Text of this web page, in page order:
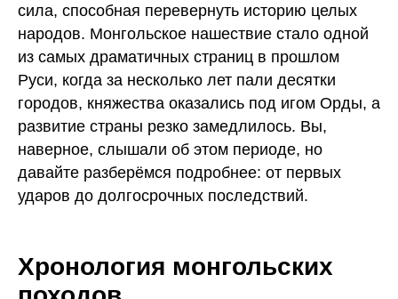
сила, способная перевернуть историю целых
народов. Монгольское нашествие стало одной
из самых драматичных страниц в прошлом
Руси, когда за несколько лет пали десятки
городов, княжества оказались под игом Орды, а
развитие страны резко замедлилось. Вы,
наверное, слышали об этом периоде, но
давайте разберёмся подробнее: от первых
ударов до долгосрочных последствий.
Хронология монгольских